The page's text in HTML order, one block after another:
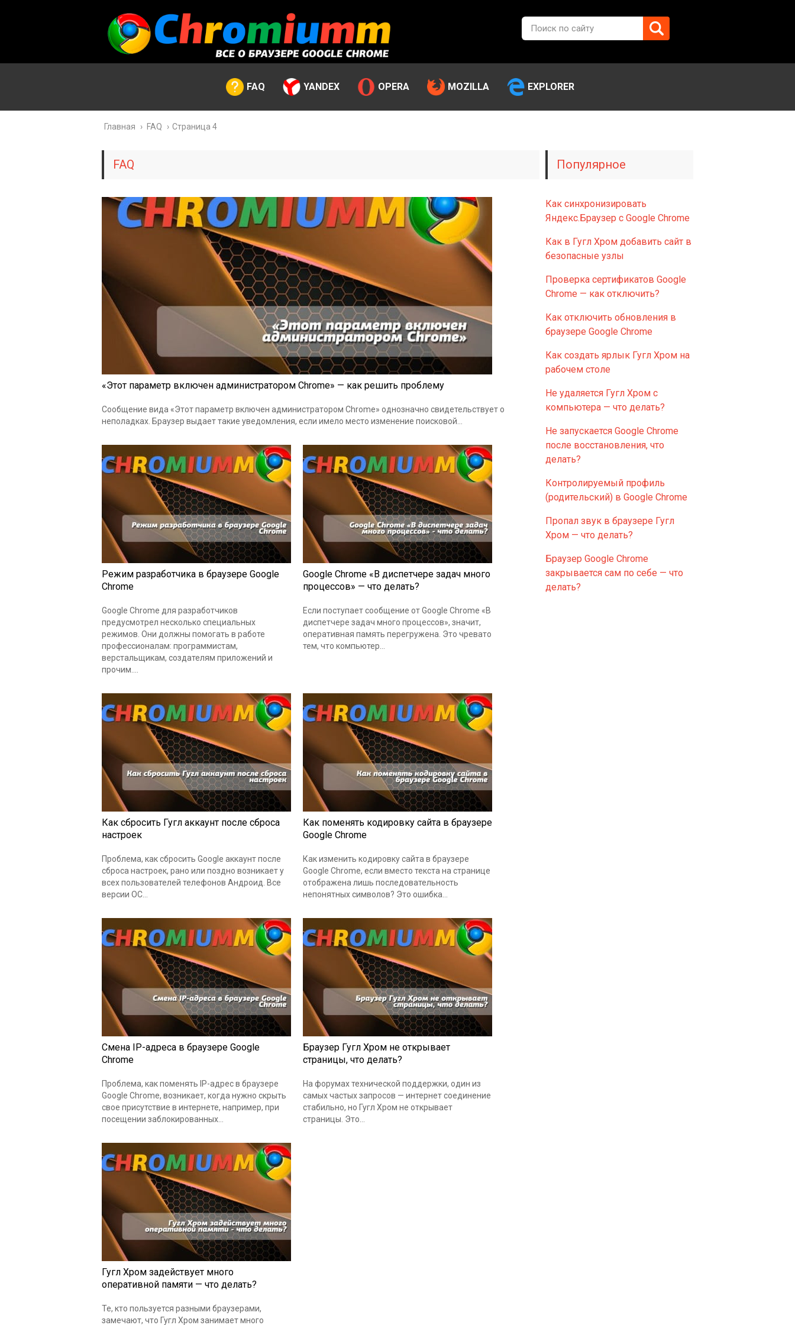
FAQ YANDEX OPERA MOZILLA EXPLORER
Главная › FAQ › Страница 4
FAQ
«Этот параметр включен администратором Chrome» — как решить проблему
Сообщение вида «Этот параметр включен администратором Chrome» однозначно свидетельствует о
неполадках. Браузер выдает такие уведомления, если имело место изменение поисковой…
Режим разработчика в браузере Google
Chrome
Google Chrome для разработчиков
предусмотрел несколько специальных
режимов. Они должны помогать в работе
профессионалам: программистам,
верстальщикам, создателям приложений и
прочим....
Google Chrome «В диспетчере задач много
процессов» — что делать?
Если поступает сообщение от Google Chrome «В
диспетчере задач много процессов», значит,
оперативная память перегружена. Это чревато
тем, что компьютер…
Как сбросить Гугл аккаунт после сброса
настроек
Проблема, как сбросить Google аккаунт после
сброса настроек, рано или поздно возникает у
всех пользователей телефонов Андроид. Все
версии ОС…
Как поменять кодировку сайта в браузере
Google Chrome
Как изменить кодировку сайта в браузере
Google Chrome, если вместо текста на странице
отображена лишь последовательность
непонятных символов? Это ошибка…
Смена IP-адреса в браузере Google
Chrome
Проблема, как поменять IP-адрес в браузере
Google Chrome, возникает, когда нужно скрыть
свое присутствие в интернете, например, при
посещении заблокированных…
Браузер Гугл Хром не открывает
страницы, что делать?
На форумах технической поддержки, один из
самых частых запросов — интернет соединение
стабильно, но Гугл Хром не открывает
страницы. Это…
Гугл Хром задействует много
оперативной памяти — что делать?
Те, кто пользуется разными браузерами,
замечают, что Гугл Хром занимает много
Популярное
Как синхронизировать
Яндекс.Браузер с Google Chrome
Как в Гугл Хром добавить сайт в
безопасные узлы
Проверка сертификатов Google
Chrome — как отключить?
Как отключить обновления в
браузере Google Chrome
Как создать ярлык Гугл Хром на
рабочем столе
Не удаляется Гугл Хром с
компьютера — что делать?
Не запускается Google Chrome
после восстановления, что
делать?
Контролируемый профиль
(родительский) в Google Chrome
Пропал звук в браузере Гугл
Хром — что делать?
Браузер Google Chrome
закрывается сам по себе — что
делать?